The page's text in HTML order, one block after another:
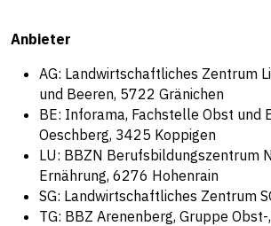
Anbieter
AG: Landwirtschaftliches Zentrum
und Beeren, 5722 Gränichen
BE: Inforama, Fachstelle Obst und
Oeschberg, 3425 Koppigen
LU: BBZN Berufsbildungszentrum
Ernährung, 6276 Hohenrain
SG: Landwirtschaftliches Zentrum
TG: BBZ Arenenberg, Gruppe Obst-